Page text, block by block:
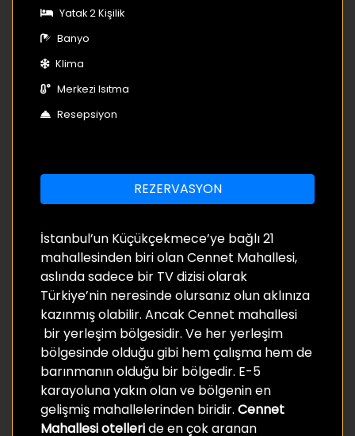
Yatak 2 Kişilik
Banyo
Klima
Merkezi Isıtma
Resepsiyon
REZERVASYON
İstanbul’un Küçükçekmece’ye bağlı 21
mahallesinden biri olan Cennet Mahallesi,
aslında sadece bir TV dizisi olarak
Türkiye’nin neresinde olursanız olun aklınıza
kazınmış olabilir. Ancak Cennet mahallesi
bir yerleşim bölgesidir. Ve her yerleşim
bölgesinde olduğu gibi hem çalışma hem de
barınmanın olduğu bir bölgedir. E-5
karayoluna yakın olan ve bölgenin en
gelişmiş mahallelerinden biridir. Cennet
Mahallesi otelleride en çok aranan